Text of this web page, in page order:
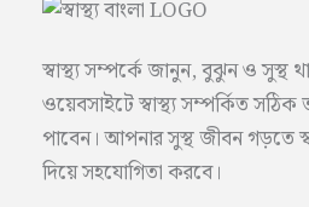
স্বাস্থ্য সম্পর্কে জানুন, বুঝুন ও সুস্থ
ওয়েবসাইটে স্বাস্থ্য সম্পর্কিত
পাবেন। আপনার সুস্থ জীবন গড়তে
দিয়ে সহযোগিতা করবে।